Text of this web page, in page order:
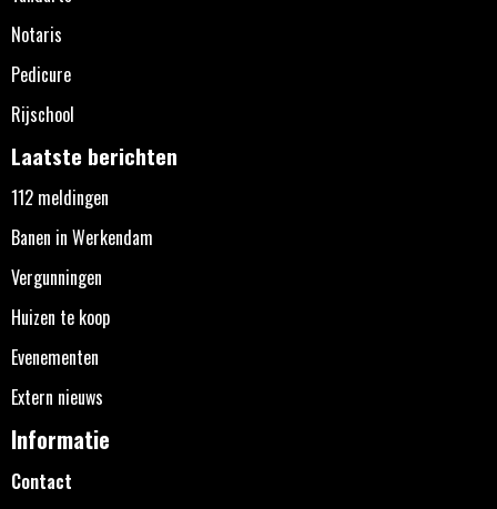
Notaris
Pedicure
Rijschool
Laatste berichten
112 meldingen
Banen in Werkendam
Vergunningen
Huizen te koop
Evenementen
Extern nieuws
Informatie
Contact